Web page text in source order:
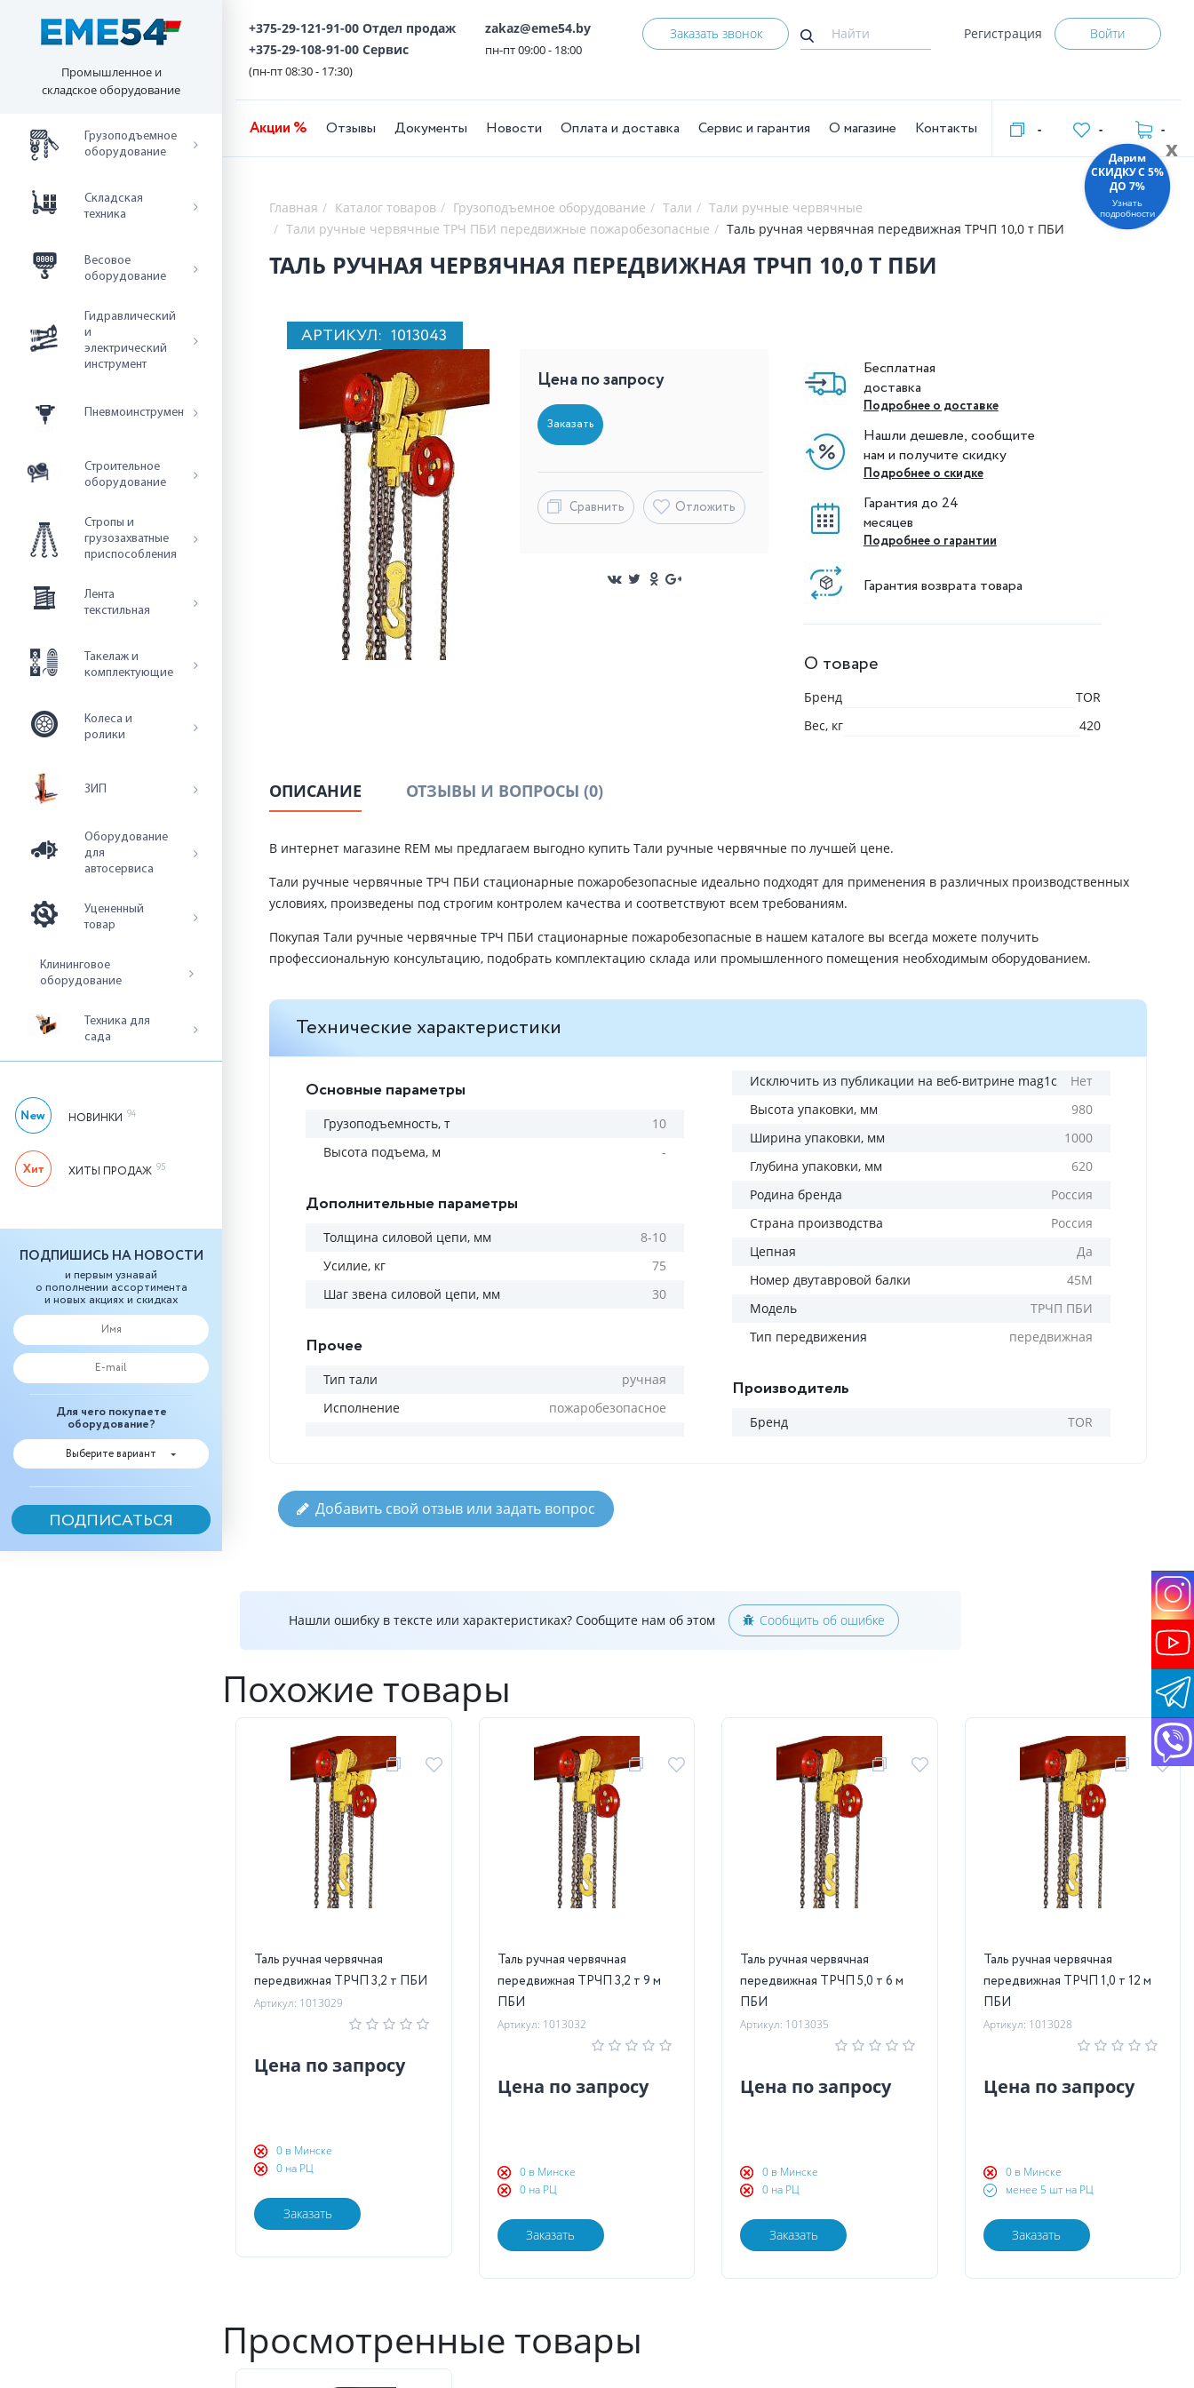
Промышленное и
складское оборудование
Грузоподъемное
оборудование
Складская
техника
Весовое
оборудование
Гидравлический
и
электрический
инструмент
Пневмоинструмент
Строительное
оборудование
Стропы и
грузозахватные
приспособления
Лента
текстильная
Такелаж и
комплектующие
Колеса и
ролики
ЗИП
Оборудование
для
автосервиса
Уцененный
товар
Клининговое
оборудование
Техника для
сада
НОВИНКИ 94
ХИТЫ ПРОДАЖ 95
ПОДПИШИСЬ НА НОВОСТИ
и первым узнавай
о пополнении ассортимента
и новых акциях и скидках
Для чего покупаете
оборудование?
Выберите вариант
+375-29-121-91-00 Отдел продаж
+375-29-108-91-00 Сервис
(пн-пт 08:30 - 17:30)
zakaz@eme54.by
пн-пт 09:00 - 18:00
Заказать звонок Регистрация Войти
Акции % Отзывы Документы Новости Оплата и доставка Сервис и гарантия О магазине Контакты - - -
Главная Каталог товаров Грузоподъемное оборудование Тали
Тали ручные червячные
Тали ручные червячные ТРЧ ПБИ передвижные пожаробезопасные
Таль ручная червячная передвижная ТРЧП 10,0 т ПБИ
ТАЛЬ РУЧНАЯ ЧЕРВЯЧНАЯ ПЕРЕДВИЖНАЯ ТРЧП 10,0 Т ПБИ
АРТИКУЛ: 1013043
Цена по запросу
Заказать
Сравнить Отложить
Бесплатная
доставка
Подробнее о доставке
Нашли дешевле, сообщите
нам и получите скидку
Подробнее о скидке
Гарантия до 24
месяцев
Подробнее о гарантии
Гарантия возврата товара
О товаре
Бренд
TOR
Вес, кг
420
ОПИСАНИЕ ОТЗЫВЫ И ВОПРОСЫ (0)
В интернет магазине REM мы предлагаем выгодно купить Тали ручные червячные по лучшей цене.
Тали ручные червячные ТРЧ ПБИ стационарные пожаробезопасные идеально подходят для применения в различных производственных
условиях, произведены под строгим контролем качества и соответствуют всем требованиям.
Покупая Тали ручные червячные ТРЧ ПБИ стационарные пожаробезопасные в нашем каталоге вы всегда можете получить
профессиональную консультацию, подобрать комплектацию склада или промышленного помещения необходимым оборудованием.
Технические характеристики
Основные параметры
Грузоподъемность, т
10
Высота подъема, м
-
Дополнительные параметры
Толщина силовой цепи, мм
8-10
Усилие, кг
75
Шаг звена силовой цепи, мм
30
Прочее
Тип тали
ручная
Исполнение
пожаробезопасное
Исключить из публикации на веб-витрине mag1c
Нет
Высота упаковки, мм
980
Ширина упаковки, мм
1000
Глубина упаковки, мм
620
Родина бренда
Россия
Страна производства
Россия
Цепная
Да
Номер двутавровой балки
45М
Модель
ТРЧП ПБИ
Тип передвижения
передвижная
Производитель
Бренд TOR
Добавить свой отзыв или задать вопрос
Нашли ошибку в тексте или характеристиках? Сообщите нам об этом Сообщить об ошибке
Похожие товары
Таль ручная червячная
передвижная ТРЧП 3,2 т ПБИ
Артикул: 1013029
Цена по запросу
0 в Минске
0 на РЦ
Заказать
Таль ручная червячная
передвижная ТРЧП 3,2 т 9 м
ПБИ
Артикул: 1013032
Цена по запросу
0 в Минске
0 на РЦ
Заказать
Таль ручная червячная
передвижная ТРЧП 5,0 т 6 м
ПБИ
Артикул: 1013035
Цена по запросу
0 в Минске
0 на РЦ
Заказать
Таль ручная червячная
передвижная ТРЧП 1,0 т 12 м
ПБИ
Артикул: 1013028
Цена по запросу
0 в Минске
менее 5 шт на РЦ
Заказать
Просмотренные товары
x
Дарим
СКИДКУ C 5%
ДО 7%
Узнать
подробности